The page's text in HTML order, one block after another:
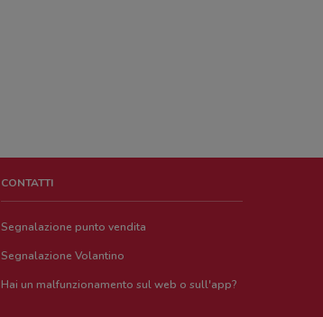
CONTATTI
Segnalazione punto vendita
Segnalazione Volantino
Hai un malfunzionamento sul web o sull'app?